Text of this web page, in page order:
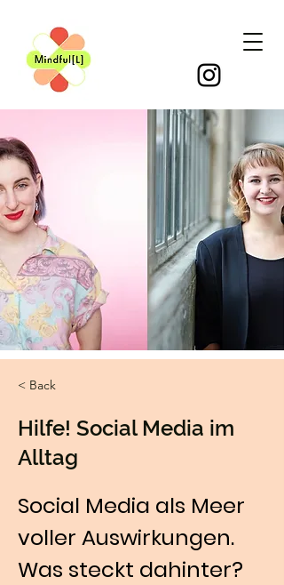
< Back
Hilfe! Social Media im
Alltag
Social Media als Meer
voller Auswirkungen.
Was steckt dahinter?